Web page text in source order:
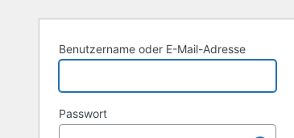
Benutzername oder E-Mail-Adresse
Passwort